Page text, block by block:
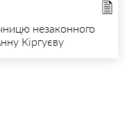
незаконного
Кіргуєву